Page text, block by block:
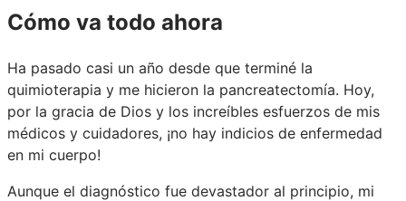
Cómo va todo ahora
Ha pasado casi un año desde que terminé la
quimioterapia y me hicieron la pancreatectomía. Hoy,
por la gracia de Dios y los increíbles esfuerzos de mis
médicos y cuidadores, ¡no hay indicios de enfermedad
en mi cuerpo!
Aunque el diagnóstico fue devastador al principio, mi